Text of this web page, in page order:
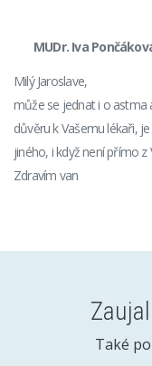
MUDr. Iva
Milý Jaroslave,
může se jednat i o astma
důvěru k Vašemu lékaři,
jiného, i když není přímo z
Zdravím van
Také